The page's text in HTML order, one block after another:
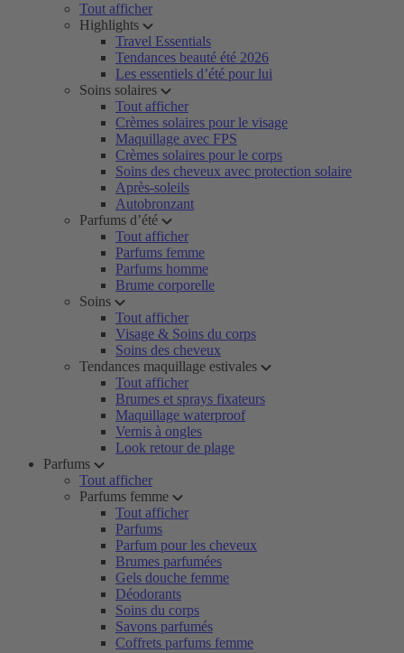
Tout afficher
Highlights
Travel Essentials
Tendances beauté été 2026
Les essentiels d’été pour lui
Soins solaires
Tout afficher
Crèmes solaires pour le visage
Maquillage avec FPS
Crèmes solaires pour le corps
Soins des cheveux avec protection solaire
Après-soleils
Autobronzant
Parfums d’été
Tout afficher
Parfums femme
Parfums homme
Brume corporelle
Soins
Tout afficher
Visage & Soins du corps
Soins des cheveux
Tendances maquillage estivales
Tout afficher
Brumes et sprays fixateurs
Maquillage waterproof
Vernis à ongles
Look retour de plage
Parfums
Tout afficher
Parfums femme
Tout afficher
Parfums
Parfum pour les cheveux
Brumes parfumées
Gels douche femme
Déodorants
Soins du corps
Savons parfumés
Coffrets parfums femme